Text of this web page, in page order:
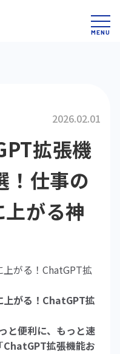
2026.02.01
拡張機
！仕事の
がる神
上がる！ChatGPT拡
上がる！ChatGPT拡
と便利に、もっと速
ChatGPT拡張機能お